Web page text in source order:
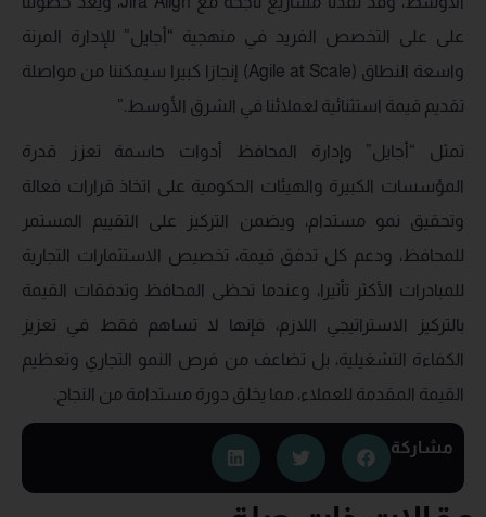
على على التخصص الفريد في منهجية “أجايل” للإدارة المرنة
واسعة النطاق (Agile at Scale) إنجازا كبيرا سيمكننا من مواصلة
تقديم قيمة استثنائية لعملائنا في الشرق الأوسط.”
تمثل “أجايل” وإدارة المحافظ أدوات حاسمة تعزز قدرة
المؤسسات الكبيرة والهيئات الحكومية على اتخاذ قرارات فعالة
وتحقيق نمو مستدام، ويضمن التركيز على التقييم المستمر
للمحافظ، ودعم كل تدفق قيمة، تخصيص الاستثمارات التجارية
للمبادرات الأكثر تأثيرا، وعندما تحظى المحافظ وتدفقات القيمة
بالتركيز الاستراتيجي اللازم، فإنها لا تساهم فقط في تعزيز
الكفاءة التشغيلية، بل تضاعف من فرص النمو التجاري وتعظيم
القيمة المقدمة للعملاء، مما يخلق دورة مستدامة من النجاح.
مشاركة